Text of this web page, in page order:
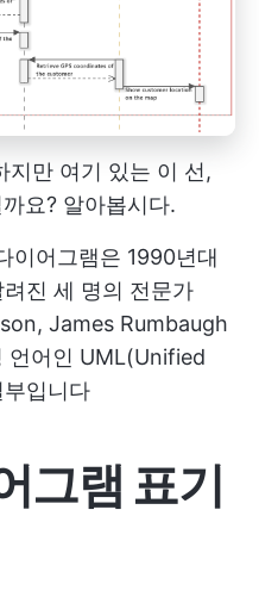
지만 여기 있는 이 선,
요? 알아봅시다.
이어그램은 1990년대
진 세 명의 전문가
James Rumbaugh
언어인 UML(Unified
입니다
그램 표기